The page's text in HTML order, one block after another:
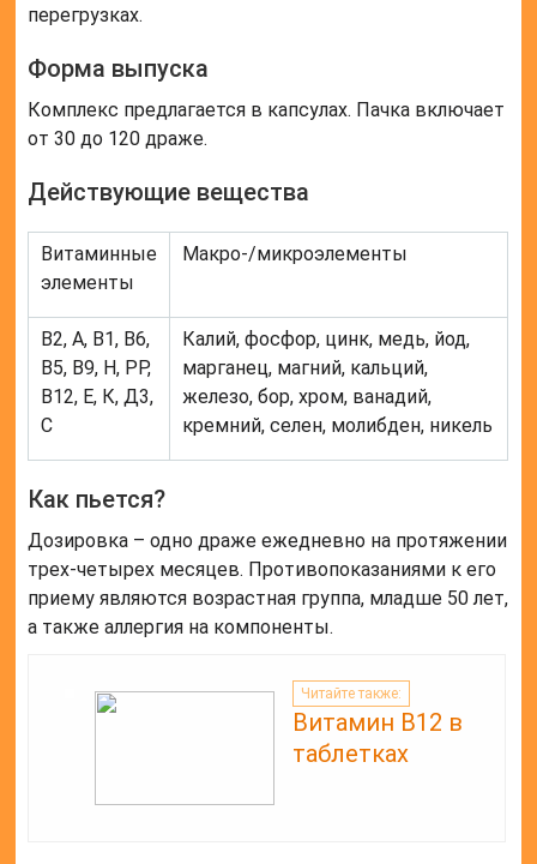
перегрузках.
Форма выпуска
Комплекс предлагается в капсулах. Пачка включает
от 30 до 120 драже.
Действующие вещества
Витаминные
элементы
Макро-/микроэлементы
В2, А, В1, В6,
В5, В9, Н, РР,
В12, Е, К, Д3,
С
Калий, фосфор, цинк, медь, йод,
марганец, магний, кальций,
железо, бор, хром, ванадий,
кремний, селен, молибден, никель
Как пьется?
Дозировка – одно драже ежедневно на протяжении
трех-четырех месяцев. Противопоказаниями к его
приему являются возрастная группа, младше 50 лет,
а также аллергия на компоненты.
Читайте также:
Витамин В12 в
таблетках